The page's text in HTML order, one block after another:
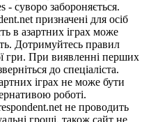
- суворо забороняється.
призначені для осіб
в азартних іграх може
Дотримуйтесь правил
гри. При виявленні перших
до спеціаліста.
іграх не може бути
роботі.
не проводить
гроші, також сайт не